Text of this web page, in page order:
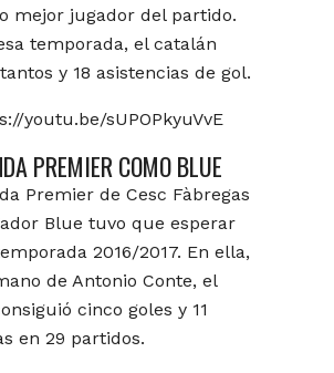
mejor jugador del partido.
temporada, el catalán
y 18 asistencias de gol.
youtu.be/sUPOPkyuVvE
PREMIER COMO BLUE
Premier de Cesc Fàbregas
Blue tuvo que esperar
2016/2017. En ella,
de Antonio Conte, el
cinco goles y 11
en 29 partidos.